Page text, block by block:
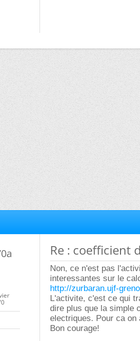
Re : coefficient
Non, ce n'est pas
interessantes sur le
http://zurbaran.ujf-
L'activite, c'est ce qui
dire plus que la simple
electriques. Pour ca
Bon courage!